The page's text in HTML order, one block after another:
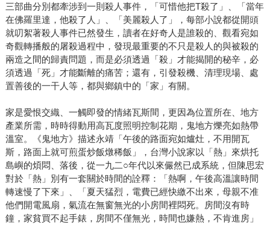
三部曲分別都牽涉到一則殺人事件，「可惜他把T殺了」、「當年
在佛羅里達，他殺了人」、「美麗殺人了」，每部小說都從開頭
就叨絮著殺人事件已然發生，讀者在好奇人是誰殺的、觀看宛如
奇觀轉播般的屠殺過程中，發現最重要的不只是殺人的與被殺的
兩造之間的歸責問題，而是必須透過「殺」才能揭開的秘辛，必
須透過「死」才能斷離的痛苦；還有，引發殺機、清理現場、處
置善後的一干人等，都與鄉鎮中的「家」有關。
家是愛恨交織、一觸即發的情緒瓦斯間，更因為位置所在、地方
產業所需，時時得動用高瓦度照明控制花期，鬼地方爍亮如熱帶
溫室。《鬼地方》描述永靖「午後的路面宛如爐灶，不用開瓦
斯，路面上就可煎蛋炒飯燉稀飯」，台灣小說家以「熱」來烘托
島嶼的煩悶、落後，從一九二○年代以來儼然已成系統，但陳思宏
對於「熱」別有一套關於時間的詮釋：「熱啊，午後高溫讓時間
轉速慢了下來」、「夏天猛烈，電費已經快繳不出來，母親不准
他們開電風扇，氣流在無窗無光的小房間裡悶死。房間沒有時
鐘，家貧買不起手錶，房間不僅無光，時間也嫌熱，不肯進房」